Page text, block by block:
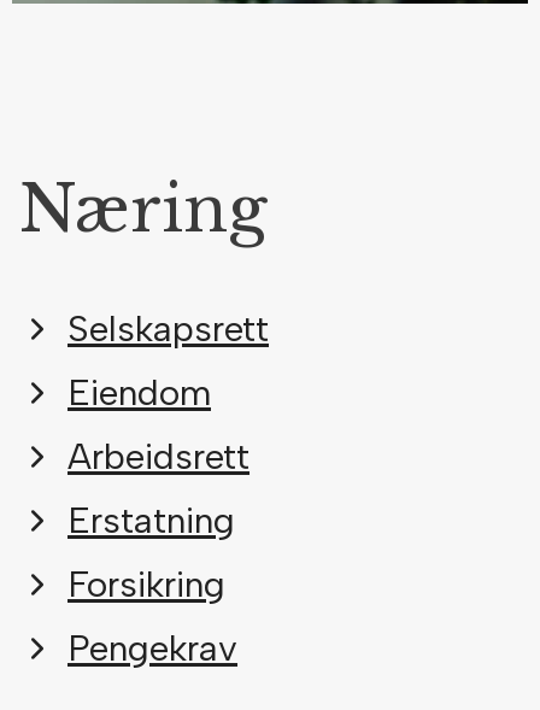
Næring
Selskapsrett
Eiendom
Arbeidsrett
Erstatning
Forsikring
Pengekrav